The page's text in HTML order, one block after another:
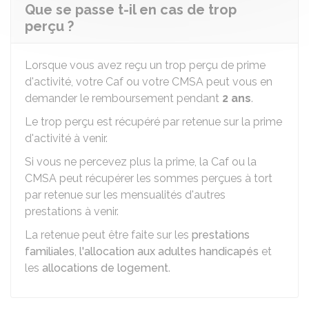
Que se passe t-il en cas de trop
perçu ?
Lorsque vous avez reçu un trop perçu de prime
d'activité, votre Caf ou votre CMSA peut vous en
demander le remboursement pendant 2 ans.
Le trop perçu est récupéré par retenue sur la prime
d'activité à venir.
Si vous ne percevez plus la prime, la Caf ou la
CMSA peut récupérer les sommes perçues à tort
par retenue sur les mensualités d'autres
prestations à venir.
La retenue peut être faite sur les prestations
familiales, l'allocation aux adultes handicapés et
les allocations de logement.